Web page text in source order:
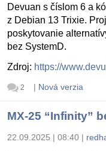
Devuan s číslom 6 a
z Debian 13 Trixie.
poskytovanie
bez SystemD.
Zdroj: https://
2 | Nová verzia
MX-25 “Infinity”
22.09.2025 | 08:40 |